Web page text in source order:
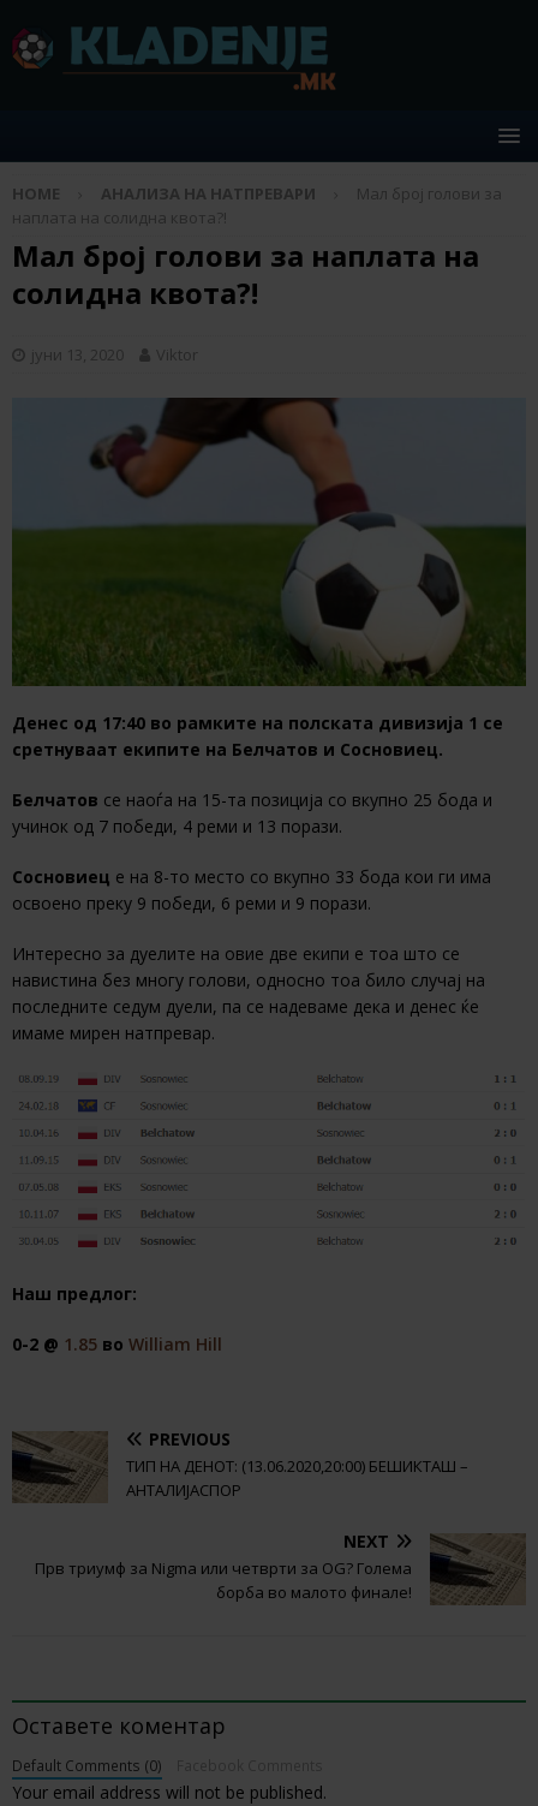
HOME АНАЛИЗА НА НАТПРЕВАРИ
Мал број голови за
наплата на солидна квота?!
Мал број голови за наплата на
солидна квота?!
јуни 13, 2020 Viktor
Денес од 17:40 во рамките на полската дивизија 1 се
сретнуваат екипите на Белчатов и Сосновиец.
Белчатов се наоѓа на 15-та позиција со вкупно 25 бода и
учинок од 7 победи, 4 реми и 13 порази.
Сосновиец е на 8-то место со вкупно 33 бода кои ги има
освоено преку 9 победи, 6 реми и 9 порази.
Интересно за дуелите на овие две екипи е тоа што се
навистина без многу голови, односно тоа било случај на
последните седум дуели, па се надеваме дека и денес ќе
имаме мирен натпревар.
Наш предлог:
0-2 @ 1.85 во William Hill
PREVIOUS
ТИП НА ДЕНОТ: (13.06.2020,20:00) БЕШИКТАШ –
АНТАЛИЈАСПОР
NEXT
Прв триумф за Nigma или четврти за OG? Голема
борба во малото финале!
Оставете коментар
Default Comments (0)
Your email address will not be published.